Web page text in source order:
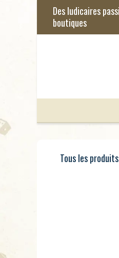
Se rendre au contenu
Tous les produits